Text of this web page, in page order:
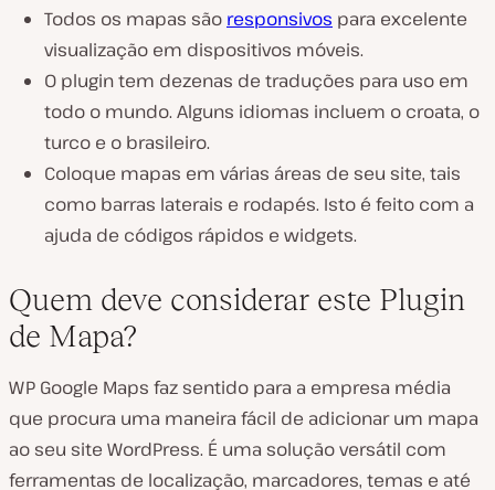
Todos os mapas são responsivos para excelente
visualização em dispositivos móveis.
O plugin tem dezenas de traduções para uso em
todo o mundo. Alguns idiomas incluem o croata, o
turco e o brasileiro.
Coloque mapas em várias áreas de seu site, tais
como barras laterais e rodapés. Isto é feito com a
ajuda de códigos rápidos e widgets.
Quem deve considerar este Plugin
de Mapa?
WP Google Maps faz sentido para a empresa média
que procura uma maneira fácil de adicionar um mapa
ao seu site WordPress. É uma solução versátil com
ferramentas de localização, marcadores, temas e até